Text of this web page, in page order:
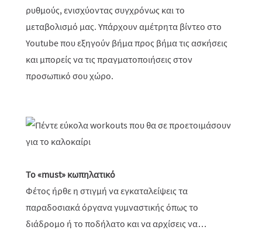
ρυθμούς, ενισχύοντας συγχρόνως και το
μεταβολισμό μας. Υπάρχουν αμέτρητα βίντεο στο
Youtube που εξηγούν βήμα προς βήμα τις ασκήσεις
και μπορείς να τις πραγματοποιήσεις στον
προσωπικό σου χώρο.
Το «must» κωπηλατικό
Φέτος ήρθε η στιγμή να εγκαταλείψεις τα
παραδοσιακά όργανα γυμναστικής όπως το
διάδρομο ή το ποδήλατο και να αρχίσεις να…